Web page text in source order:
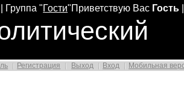
Группа "Гости"Приветствую Вас Гость
Регистрация Выход Вход Мобильная